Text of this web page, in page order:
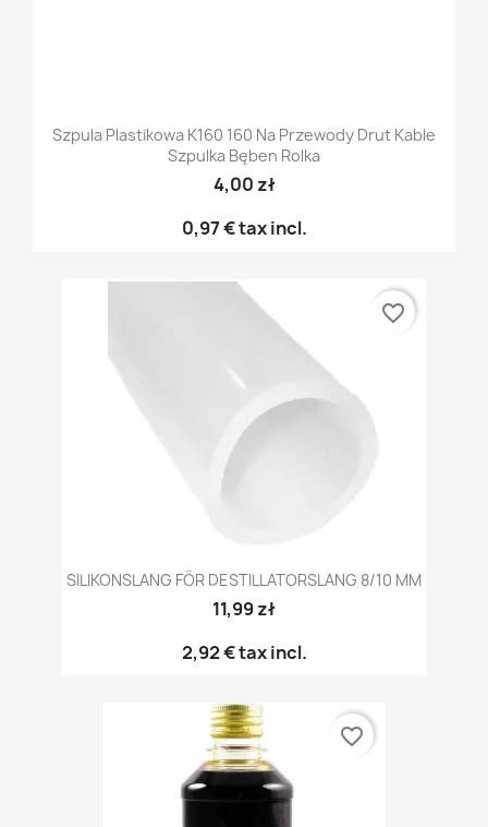
Szpula Plastikowa K160 160 Na Przewody Drut Kable
Szpulka Bęben Rolka
4,00 zł
0,97 €tax incl.
SILIKONSLANG FÖR DESTILLATORSLANG 8/10 MM
11,99 zł
2,92 €tax incl.
favorite_border
favorite_border